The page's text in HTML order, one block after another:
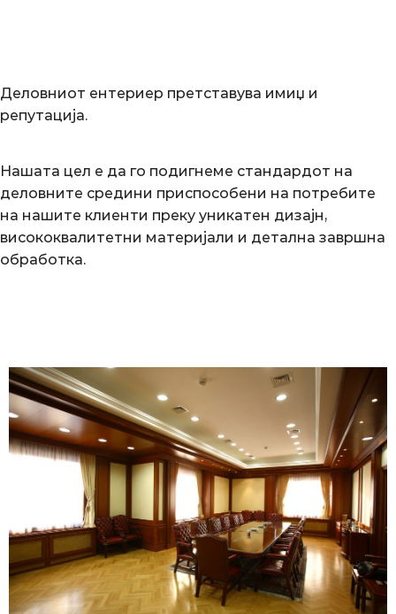
Деловниот ентериер претставува имиџ и
репутација.
Нашата цел е да го подигнеме стандардот на
деловните средини приспособени на потребите
на нашите клиенти преку уникатен дизајн,
висококвалитетни материјали и детална завршна
обработка.